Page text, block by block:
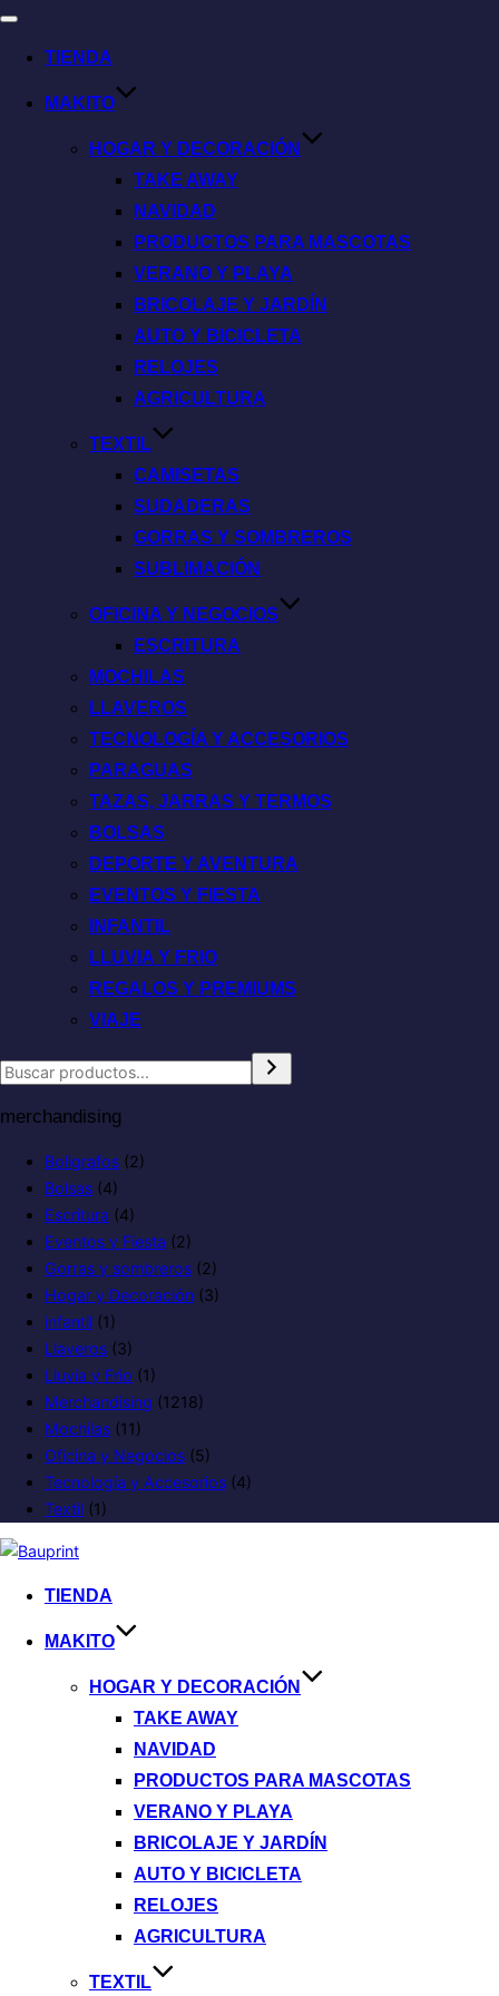
TIENDA
MAKITO
HOGAR Y DECORACIÓN
TAKE AWAY
NAVIDAD
PRODUCTOS PARA MASCOTAS
VERANO Y PLAYA
BRICOLAJE Y JARDÍN
AUTO Y BICICLETA
RELOJES
AGRICULTURA
TEXTIL
CAMISETAS
SUDADERAS
GORRAS Y SOMBREROS
SUBLIMACIÓN
OFICINA Y NEGOCIOS
ESCRITURA
MOCHILAS
LLAVEROS
TECNOLOGÍA Y ACCESORIOS
PARAGUAS
TAZAS, JARRAS Y TERMOS
BOLSAS
DEPORTE Y AVENTURA
EVENTOS Y FIESTA
INFANTIL
LLUVIA Y FRIO
REGALOS Y PREMIUMS
VIAJE
merchandising
Boligrafos (2)
Bolsas (4)
Escritura (4)
Eventos y Fiesta (2)
Gorras y sombreros (2)
Hogar y Decoración (3)
infantil (1)
Llaveros (3)
Lluvia y Frio (1)
Merchandising (1218)
Mochilas (11)
Oficina y Negocios (5)
Tecnología y Accesorios (4)
Textil (1)
TIENDA
MAKITO
HOGAR Y DECORACIÓN
TAKE AWAY
NAVIDAD
PRODUCTOS PARA MASCOTAS
VERANO Y PLAYA
BRICOLAJE Y JARDÍN
AUTO Y BICICLETA
RELOJES
AGRICULTURA
TEXTIL